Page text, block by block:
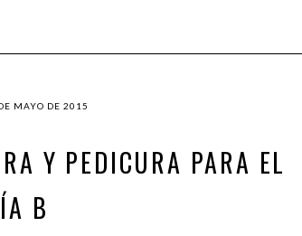
MAYO DE 2015
Y PEDICURA PARA EL
B